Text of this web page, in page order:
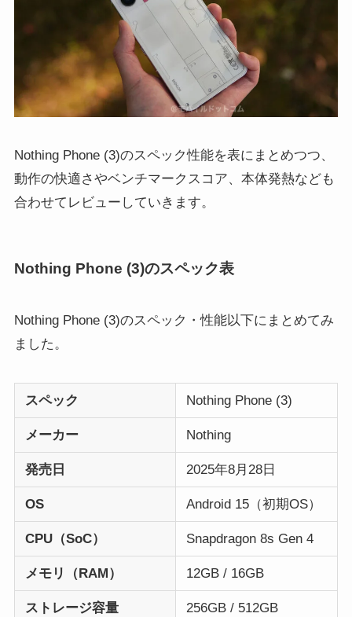
Nothing Phone (3)のスペック性能を表にまとめつつ、
動作の快適さやベンチマークスコア、本体発熱なども
合わせてレビューしていきます。
Nothing Phone (3)のスペック表
Nothing Phone (3)のスペック・性能以下にまとめてみ
ました。
スペック Nothing Phone (3)
メーカー Nothing
発売日 2025年8月28日
OS Android 15（初期OS）
CPU（SoC） Snapdragon 8s Gen 4
メモリ（RAM） 12GB / 16GB
ストレージ容量 256GB / 512GB